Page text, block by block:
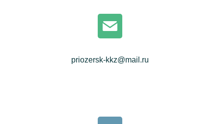
priozersk-kkz@mail.ru